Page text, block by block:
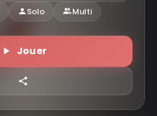
Solo Multi
Jouer